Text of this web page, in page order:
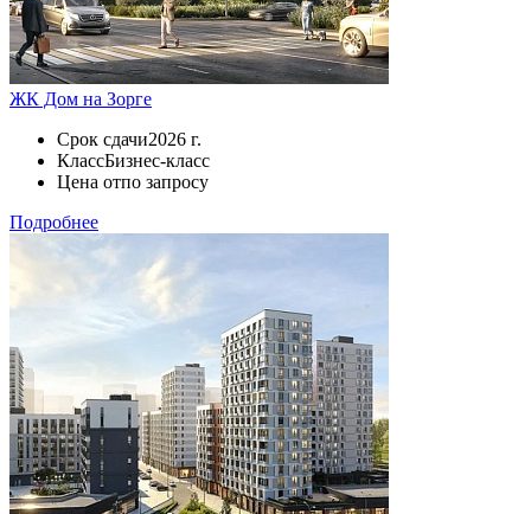
ЖК Дом на Зорге
Срок сдачи2026 г.
КлассБизнес-класс
Цена отпо запросу
Подробнее